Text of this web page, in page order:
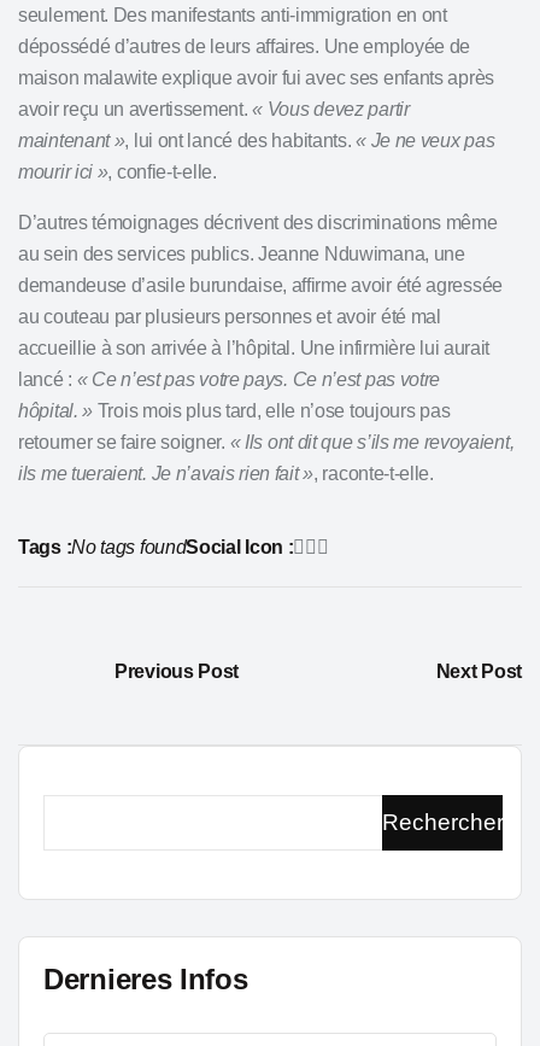
seulement. Des manifestants anti-immigration en ont
dépossédé d’autres de leurs affaires. Une employée de
maison malawite explique avoir fui avec ses enfants après
avoir reçu un avertissement.« Vous devez partir
maintenant », lui ont lancé des habitants.« Je ne veux pas
mourir ici », confie-t-elle.
D’autres témoignages décrivent des discriminations même
au sein des services publics. Jeanne Nduwimana, une
demandeuse d’asile burundaise, affirme avoir été agressée
au couteau par plusieurs personnes et avoir été mal
accueillie à son arrivée à l’hôpital. Une infirmière lui aurait
lancé : « Ce n’est pas votre pays. Ce n’est pas votre
hôpital. » Trois mois plus tard, elle n’ose toujours pas
retourner se faire soigner. « Ils ont dit que s’ils me revoyaient,
ils me tueraient. Je n’avais rien fait », raconte-t-elle.
Tags :No tags foundSocial Icon :
Previous Post Next Post
Rechercher
Dernieres Infos